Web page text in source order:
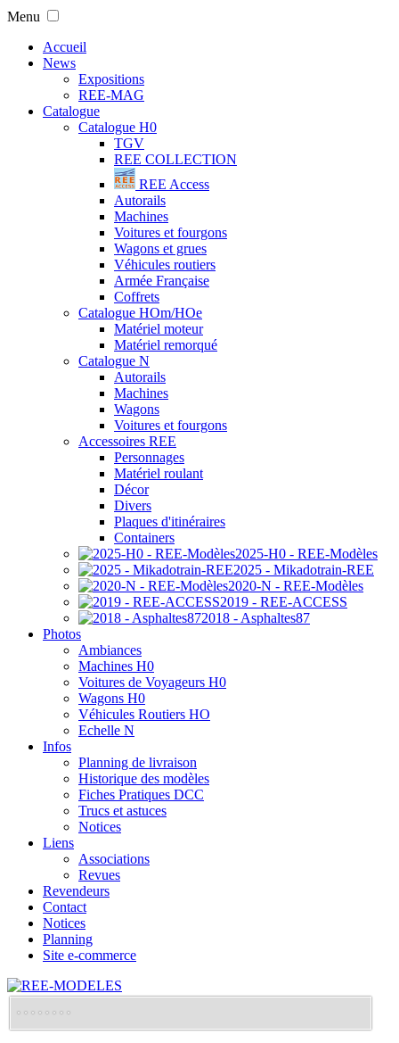
Menu
Accueil
News
Expositions
REE-MAG
Catalogue
Catalogue H0
TGV
REE COLLECTION
REE Access
Autorails
Machines
Voitures et fourgons
Wagons et grues
Véhicules routiers
Armée Française
Coffrets
Catalogue HOm/HOe
Matériel moteur
Matériel remorqué
Catalogue N
Autorails
Machines
Wagons
Voitures et fourgons
Accessoires REE
Personnages
Matériel roulant
Décor
Divers
Plaques d'itinéraires
Containers
2025-H0 - REE-Modèles
2025 - Mikadotrain-REE
2020-N - REE-Modèles
2019 - REE-ACCESS
2018 - Asphaltes87
Photos
Ambiances
Machines H0
Voitures de Voyageurs H0
Wagons H0
Véhicules Routiers HO
Echelle N
Infos
Planning de livraison
Historique des modèles
Fiches Pratiques DCC
Trucs et astuces
Notices
Liens
Associations
Revues
Revendeurs
Contact
Notices
Planning
Site e-commerce